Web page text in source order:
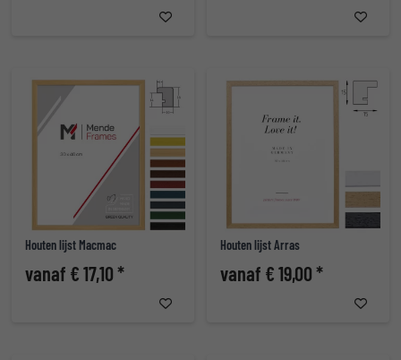
Houten lijst Macmac
vanaf € 17,10 *
Houten lijst Arras
vanaf € 19,00 *